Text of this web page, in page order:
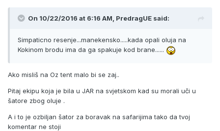
On 10/22/2016 at 6:16 AM, PredragUE said:
Simpaticno resenje...manekensko.....kada opali oluja na
Kokinom brodu ima da ga spakuje kod brane......
Ako misliš na Oz tent malo bi se zaj..
Pitaj ekipu koja je bila u JAR na svjetskom kad su morali uči u
šatore zbog oluje .
A i to je ozbiljan šator za boravak na safarijima tako da tvoj
komentar ne stoji